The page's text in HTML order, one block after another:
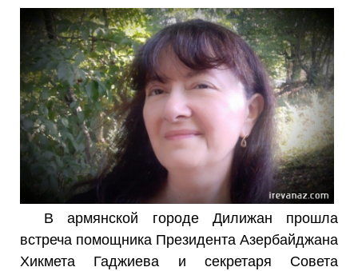
В армянской городе Дилижан прошла
встреча помощника Президента Азербайджана
Хикмета Гаджиева и секретаря Совета